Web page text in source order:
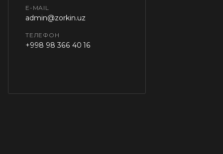
E-MAIL
admin@zorkin.uz
ТЕЛЕФОН
+998 98 366 40 16